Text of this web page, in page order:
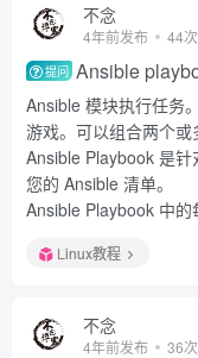
不念
4年前发布 44
提问 Ansible
Ansible 模块执行任务
游戏。可以组合两个或
Ansible Playbook 是
您的 Ansible 清单。
Ansible Playbook 中
Linux教程
不念
4年前发布 36